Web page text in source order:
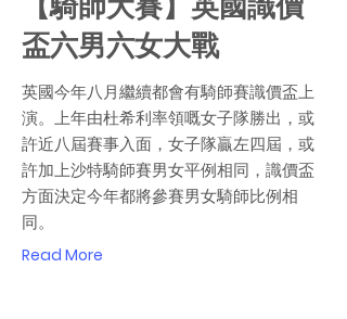
盃六男六女大戰
英國今年八月繼續都會有騎師賽識價盃上
演。上年由杜希利率領嘅女子隊勝出，或
許近八屆賽事入面，女子隊贏左四屆，或
許加上沙特騎師賽男女平例相同，識價盃
方面決定今年都將參賽男女騎師比例相
同。
Read More